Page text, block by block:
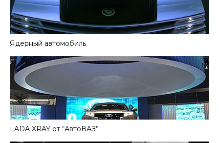
Ядерный автомобиль
LADA XRAY от “АвтоВАЗ”